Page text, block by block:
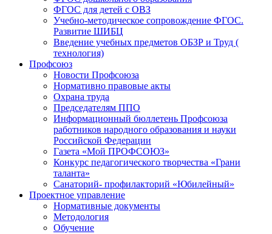
ФГОС для детей с ОВЗ
Учебно-методическое сопровождение ФГОС.
Развитие ШИБЦ
Введение учебных предметов ОБЗР и Труд (
технология)
Профсоюз
Новости Профсоюза
Нормативно правовые акты
Охрана труда
Председателям ППО
Информационный бюллетень Профсоюза
работников народного образования и науки
Российской Федерации
Газета «Мой ПРОФСОЮЗ»
Конкурс педагогического творчества «Грани
таланта»
Санаторий- профилакторий «Юбилейный»
Проектное управление
Нормативные документы
Методология
Обучение